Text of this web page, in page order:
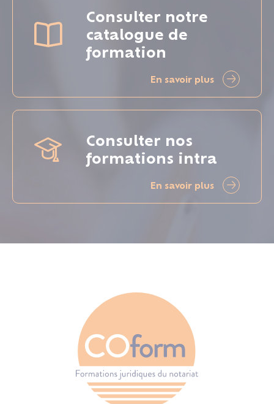
Consulter notre
catalogue de
formation
En savoir plus
Consulter nos
formations intra
En savoir plus